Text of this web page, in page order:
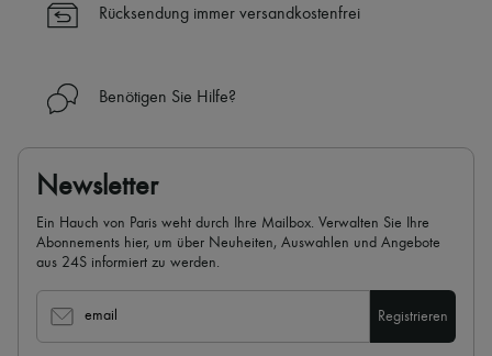
Rücksendung immer versandkostenfrei
Benötigen Sie Hilfe?
Newsletter
Ein Hauch von Paris weht durch Ihre Mailbox. Verwalten Sie Ihre
Abonnements hier, um über Neuheiten, Auswahlen und Angebote
aus 24S informiert zu werden.
email Registrieren